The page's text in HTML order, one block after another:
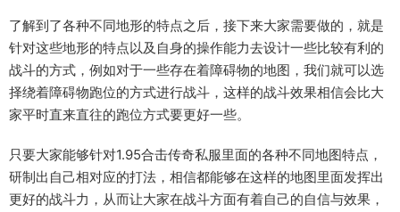
了解到了各种不同地形的特点之后，接下来大家需要做的，就是
针对这些地形的特点以及自身的操作能力去设计一些比较有利的
战斗的方式，例如对于一些存在着障碍物的地图，我们就可以选
择绕着障碍物跑位的方式进行战斗，这样的战斗效果相信会比大
家平时直来直往的跑位方式要更好一些。
只要大家能够针对1.95合击传奇私服里面的各种不同地图特点，
研制出自己相对应的打法，相信都能够在这样的地图里面发挥出
更好的战斗力，从而让大家在战斗方面有着自己的自信与效果，